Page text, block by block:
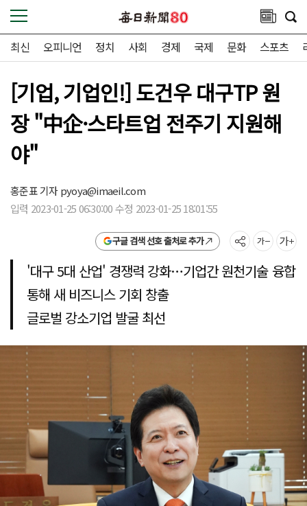
최신 오피니언 정치 사회 경제 국제 문화 스포츠
[기업, 기업인!] 도건우 대구TP 원
장 "中企·스타트업 전주기 지원해
야"
홍준표 기자pyoya@imaeil.com
입력 2023-01-25 06:30:00 수정 2023-01-25 18:01:55
구글 검색 선호 출처로 추가
'대구 5대 산업' 경쟁력 강화…기업간 원천기술 융합
통해 새 비즈니스 기회 창출
글로벌 강소기업 발굴 최선